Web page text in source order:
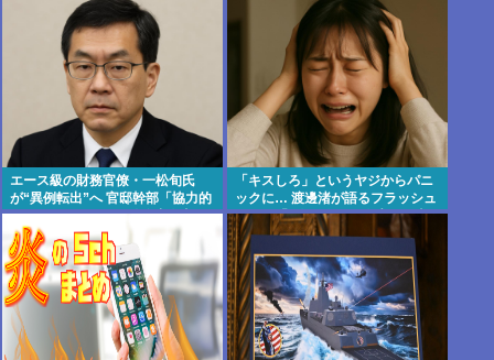
エース級の財務官僚・一松旬氏
が“異例転出”へ 官邸幹部「協力的
でなかったから」 #総務省人事 |
財務省には失われた30年の責任と
って欲しい
「キスしろ」というヤジからパニ
ックに… 渡邊渚が語るフラッシュ
バック「1人の人間の人生に、当
たり前の生活を奪った人が全て悪
い」 | 楽しんごが出てきた瞬間か
らこの表情で